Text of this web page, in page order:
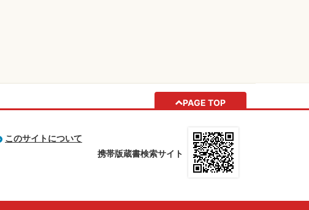
PAGE TOP
このサイトについて
携帯版蔵書検索サイト